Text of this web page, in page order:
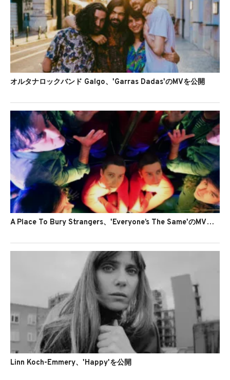
オルタナロックバンド Galgo、'Garras Dadas'のMVを公開
A Place To Bury Strangers、'Everyone’s The Same'のMVを公開
Linn Koch-Emmery、'Happy'を公開